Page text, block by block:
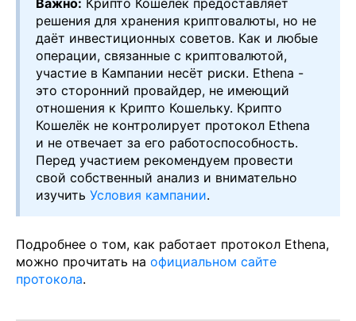
решения для хранения криптовалюты, но не
даёт инвестиционных советов. Как и любые
операции, связанные с криптовалютой,
участие в Кампании несёт риски. Ethena -
это сторонний провайдер, не имеющий
отношения к Крипто Кошельку. Крипто
Кошелёк не контролирует протокол Ethena
и не отвечает за его работоспособность.
Перед участием рекомендуем провести
свой собственный анализ и внимательно
изучить Условия кампании.
Подробнее о том, как работает протокол Ethena,
можно прочитать на официальном сайте
протокола.